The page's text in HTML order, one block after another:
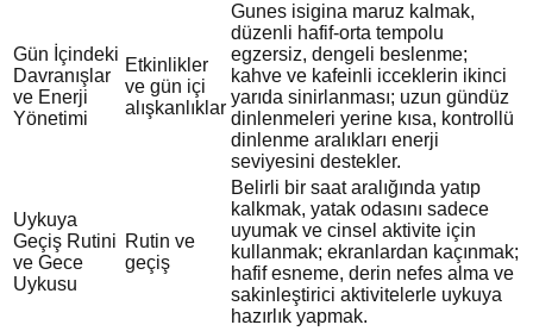
Gün İçindeki
Davranışlar
ve Enerji
Yönetimi
Etkinlikler
ve gün içi
alışkanlıklar
Gunes isigina maruz kalmak,
düzenli hafif-orta tempolu
egzersiz, dengeli beslenme;
kahve ve kafeinli icceklerin ikinci
yarıda sinirlanması; uzun gündüz
dinlenmeleri yerine kısa, kontrollü
dinlenme aralıkları enerji
seviyesini destekler.
Uykuya
Geçiş Rutini
ve Gece
Uykusu
Rutin ve
geçiş
Belirli bir saat aralığında yatıp
kalkmak, yatak odasını sadece
uyumak ve cinsel aktivite için
kullanmak; ekranlardan kaçınmak;
hafif esneme, derin nefes alma ve
sakinleştirici aktivitelerle uykuya
hazırlık yapmak.